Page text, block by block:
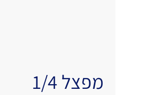
מפצל 1/4